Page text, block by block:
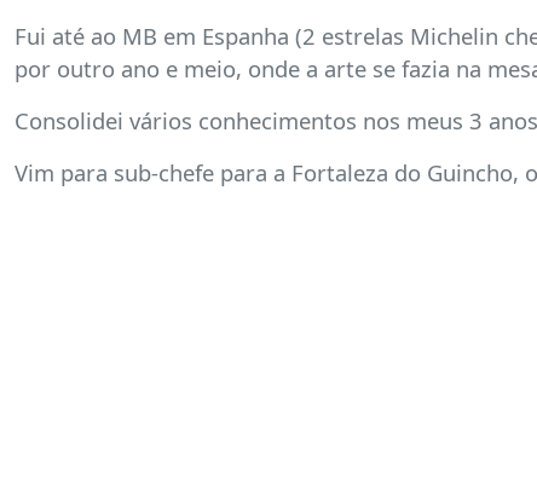
Fui até ao MB em Espanha (2 estrelas Michelin
por outro ano e meio, onde a arte se fazia na
Consolidei vários conhecimentos nos meus 3
Vim para sub-chefe para a Fortaleza do